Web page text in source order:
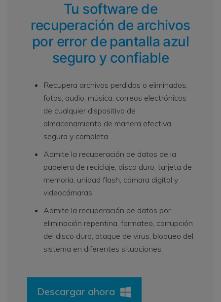
Tu software de
recuperación de archivos
por error de pantalla azul
seguro y confiable
Recupera archivos perdidos o eliminados,
fotos, audio, música, correos electrónicos
de cualquier dispositivo de
almacenamiento de manera efectiva,
segura y completa.
Admite la recuperación de datos de la
papelera de reciclaje, disco duro, tarjeta de
memoria, unidad flash, cámara digital y
videocámaras.
Admite la recuperación de datos por
eliminación repentina, formateo, corrupción
del disco duro, ataque de virus, bloqueo del
sistema en diferentes situaciones.
Descargar ahora